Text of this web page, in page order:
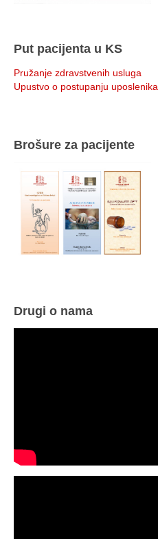
Put pacijenta u KS
Pružanje zdravstvenih usluga
Upustvo o postupanju uposlenika
Brošure za pacijente
Drugi o nama